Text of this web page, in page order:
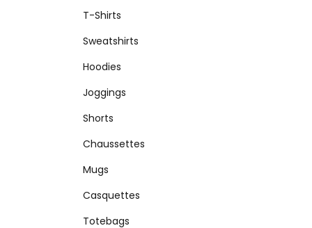
T-Shirts
Sweatshirts
Hoodies
Joggings
Shorts
Chaussettes
Mugs
Casquettes
Totebags